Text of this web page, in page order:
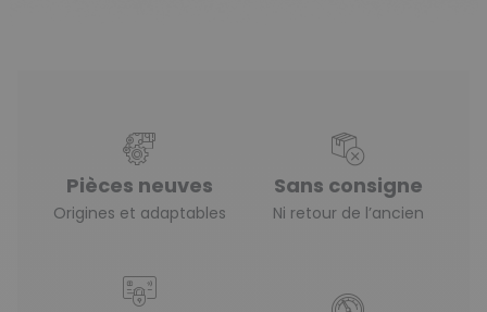
Pièces neuves
Origines et adaptables
Sans consigne
Ni retour de l’ancien